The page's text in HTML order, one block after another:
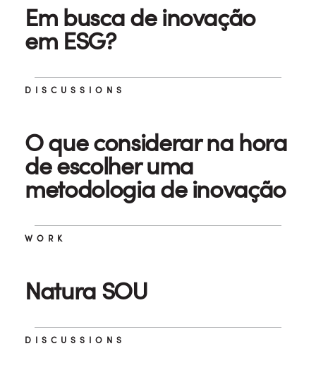
Em busca de inovação
em ESG?
DISCUSSIONS
O que considerar na hora
de escolher uma
metodologia de inovação
WORK
Natura SOU
DISCUSSIONS